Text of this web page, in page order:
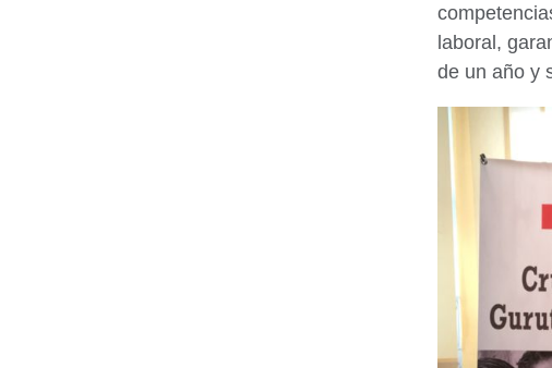
laboral,
de un año y